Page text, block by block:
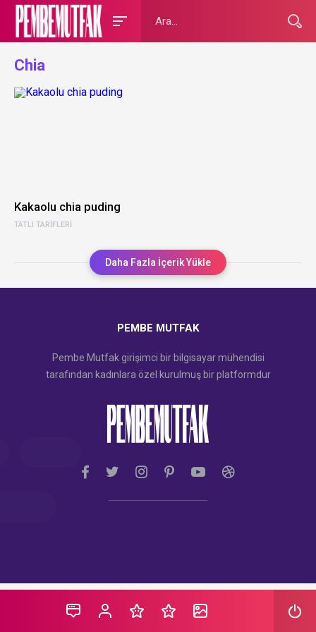
Chia
TATLI TARIFLERI
Kakaolu chia puding
Daha Fazla İçerik Yükle
PEMBE MUTFAK
Pembe Mutfak girişimci bir bilgisayar mühendisi
tarafından kadınlara özel kurulmuş bir platformdur